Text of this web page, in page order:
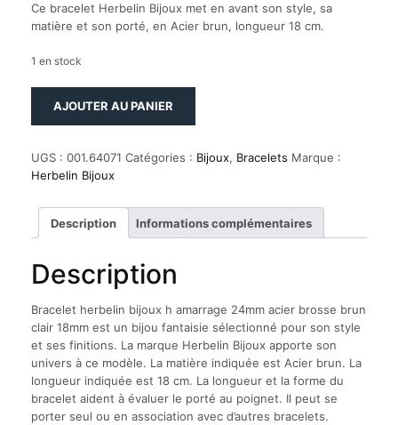
Ce bracelet Herbelin Bijoux met en avant son style, sa
matière et son porté, en Acier brun, longueur 18 cm.
1 en stock
bijoux
h
24mm
acier
brun
18mm
AJOUTER AU PANIER
UGS : 001.64071 Catégories : Bijoux, Bracelets Marque :
Herbelin Bijoux
Description Informations complémentaires
Description
Bracelet herbelin bijoux h amarrage 24mm acier brosse brun
clair 18mm est un bijou fantaisie sélectionné pour son style
et ses finitions. La marque Herbelin Bijoux apporte son
univers à ce modèle. La matière indiquée est Acier brun. La
longueur indiquée est 18 cm. La longueur et la forme du
bracelet aident à évaluer le porté au poignet. Il peut se
porter seul ou en association avec d’autres bracelets.